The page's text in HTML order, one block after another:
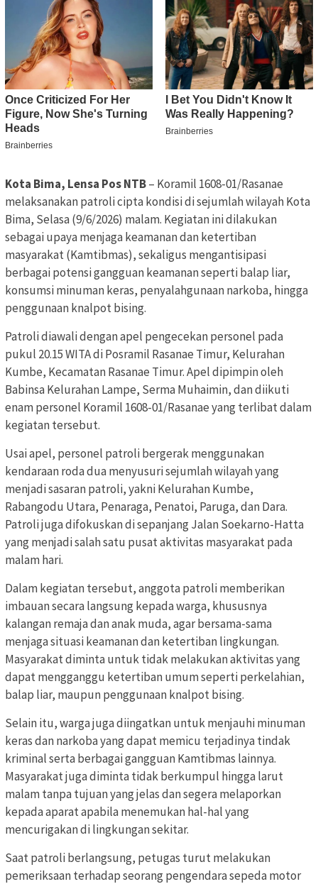
Kota Bima, Lensa Pos NTB– Koramil 1608-01/Rasanae
melaksanakan patroli cipta kondisi di sejumlah wilayah Kota
Bima, Selasa (9/6/2026) malam. Kegiatan ini dilakukan
sebagai upaya menjaga keamanan dan ketertiban
masyarakat (Kamtibmas), sekaligus mengantisipasi
berbagai potensi gangguan keamanan seperti balap liar,
konsumsi minuman keras, penyalahgunaan narkoba, hingga
penggunaan knalpot bising.
Patroli diawali dengan apel pengecekan personel pada
pukul 20.15 WITA di Posramil Rasanae Timur, Kelurahan
Kumbe, Kecamatan Rasanae Timur. Apel dipimpin oleh
Babinsa Kelurahan Lampe, Serma Muhaimin, dan diikuti
enam personel Koramil 1608-01/Rasanae yang terlibat dalam
kegiatan tersebut.
Usai apel, personel patroli bergerak menggunakan
kendaraan roda dua menyusuri sejumlah wilayah yang
menjadi sasaran patroli, yakni Kelurahan Kumbe,
Rabangodu Utara, Penaraga, Penatoi, Paruga, dan Dara.
Patroli juga difokuskan di sepanjang Jalan Soekarno-Hatta
yang menjadi salah satu pusat aktivitas masyarakat pada
malam hari.
Dalam kegiatan tersebut, anggota patroli memberikan
imbauan secara langsung kepada warga, khususnya
kalangan remaja dan anak muda, agar bersama-sama
menjaga situasi keamanan dan ketertiban lingkungan.
Masyarakat diminta untuk tidak melakukan aktivitas yang
dapat mengganggu ketertiban umum seperti perkelahian,
balap liar, maupun penggunaan knalpot bising.
Selain itu, warga juga diingatkan untuk menjauhi minuman
keras dan narkoba yang dapat memicu terjadinya tindak
kriminal serta berbagai gangguan Kamtibmas lainnya.
Masyarakat juga diminta tidak berkumpul hingga larut
malam tanpa tujuan yang jelas dan segera melaporkan
kepada aparat apabila menemukan hal-hal yang
mencurigakan di lingkungan sekitar.
Saat patroli berlangsung, petugas turut melakukan
pemeriksaan terhadap seorang pengendara sepeda motor